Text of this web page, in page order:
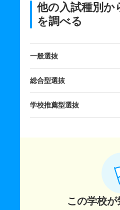
他の入試種別か
を調べる
一般選抜
総合型選抜
学校推薦型選抜
この学校